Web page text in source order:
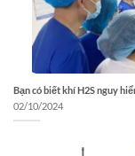
Bạn có biết khí H2S nguy
02/10/2024